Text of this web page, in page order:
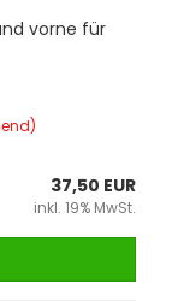
vorne für
37,50 EUR
inkl. 19% MwSt.